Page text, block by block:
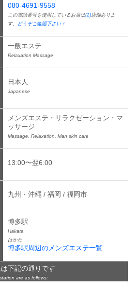
080-4691-9558
この電話番号を使用しているお店は(2)店舗ありま
す。
どうぞご確認下さい！
一般エステ
Relaxation Massage
日本人
Japanese
メンズエステ・リラクゼーション・マ
ッサージ
Massage, Relaxation, Man skin care
13:00〜翌6:00
九州・沖縄 / 福岡 / 福岡市
博多駅
Hakata
はかた
博多駅周辺のメンズエステ一覧
下記の通りです
are as follows: